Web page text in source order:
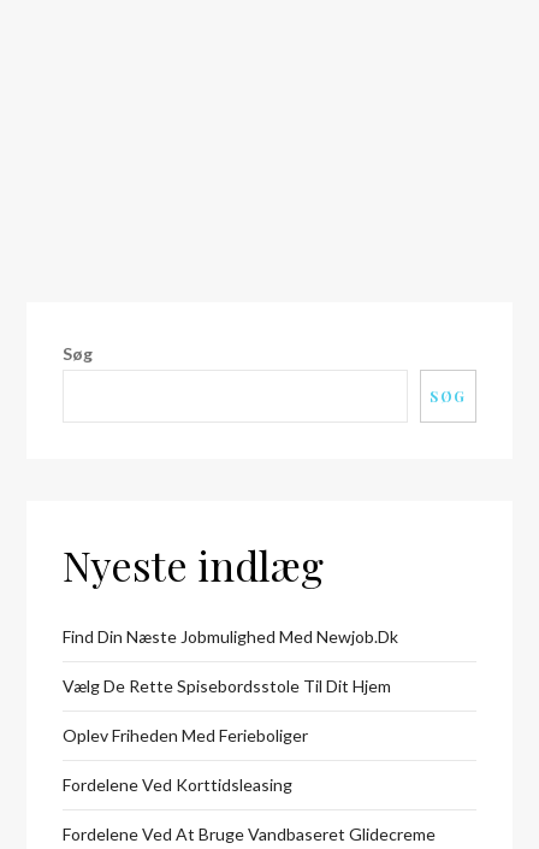
Søg
SØG
Nyeste indlæg
Find Din Næste Jobmulighed Med Newjob.dk
Vælg De Rette Spisebordsstole Til Dit Hjem
Oplev Friheden Med Ferieboliger
Fordelene Ved Korttidsleasing
Fordelene Ved At Bruge Vandbaseret Glidecreme